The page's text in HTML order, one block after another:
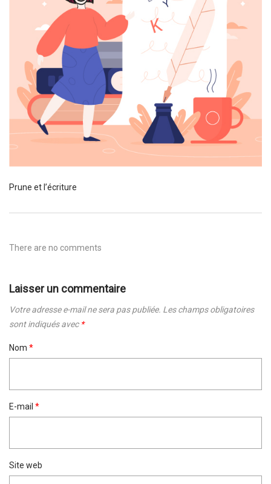
Prune et l’écriture
There are no comments
Laisser un commentaire
Votre adresse e-mail ne sera pas publiée. Les champs obligatoires
sont indiqués avec *
Nom *
E-mail *
Site web